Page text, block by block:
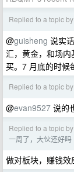
Replied to a topic
@guisheng 说实
汇，黄金，和场
买。7 月底的时候
Replied to a topic
@evan9527 说的
Replied to a topic
一周了，大伙还好吗
做对板块，赚钱效